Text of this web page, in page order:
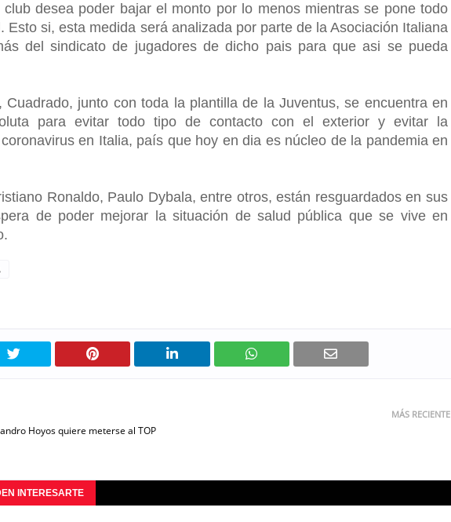
desea poder bajar el monto por lo menos mientras se pone todo
Esto si, esta medida será analizada por parte de la Asociación Italiana
del sindicato de jugadores de dicho pais para que asi se pueda
Cuadrado, junto con toda la plantilla de la Juventus, se encuentra en
para evitar todo tipo de contacto con el exterior y evitar la
en Italia, país que hoy en dia es núcleo de la pandemia en
Ronaldo, Paulo Dybala, entre otros, están resguardados en sus
de poder mejorar la situación de salud pública que se vive en
MÁS RECIENTE
Hoyos quiere meterse al TOP
INTERESARTE